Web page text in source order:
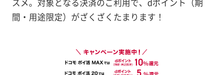
スメ。対象となる決済のご利用で、dポイント（期
間・用途限定）がざくざくたまります！